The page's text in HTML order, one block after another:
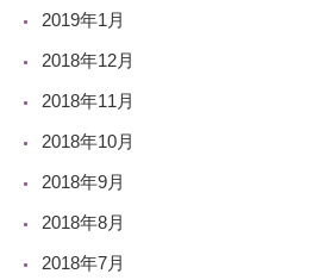
2019年1月
2018年12月
2018年11月
2018年10月
2018年9月
2018年8月
2018年7月